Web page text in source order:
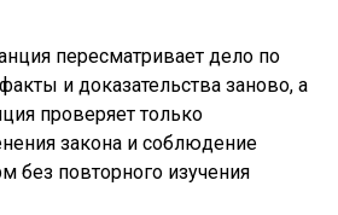
пересматривает дело по
и доказательства заново, а
проверяет только
закона и соблюдение
без повторного изучения